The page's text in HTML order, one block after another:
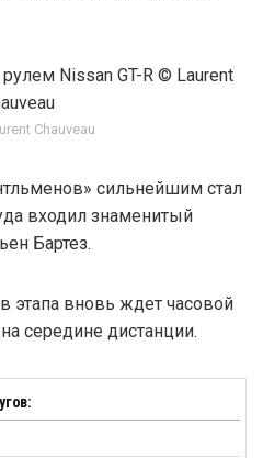
Chauveau
сильнейшим стал
входил знаменитый
Бартез.
этапа вновь ждет часовой
середине дистанции.